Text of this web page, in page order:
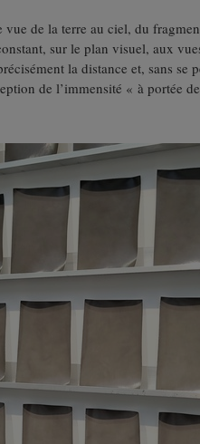
de la terre au ciel, du
sur le plan visuel, aux
la distance et, sans se
de l’immensité « à portée